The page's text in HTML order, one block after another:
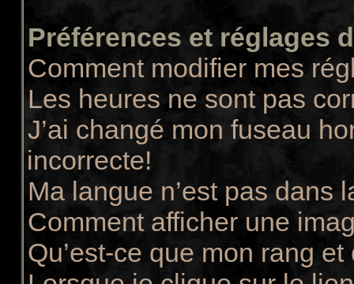
Préférences et réglages
Comment modifier mes
Les heures ne sont pas
J’ai changé mon fuseau
incorrecte!
Ma langue n’est pas dans
Comment afficher une
Qu’est-ce que mon rang